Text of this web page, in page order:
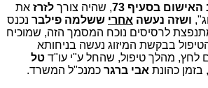
בסעיף 73 , שהיה צורך לזרז את
ושזה נעשה אחריששלמה פילברנכנס
לרסיסים נוכח המסמך הזה, שמוכיח
בבקשת המיזוג נעשה בניחותא
לחץ, מהלך טיפול, שהחל ע"י עו"ד טל
בזמן כהונת אבי ברגרכמנכ"ל המשרד.